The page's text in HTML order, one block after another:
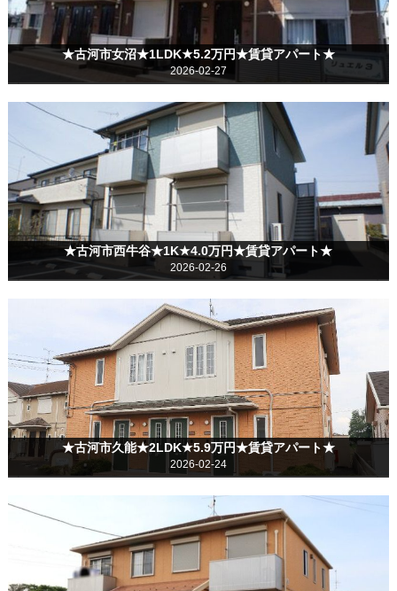
★古河市女沼★1LDK★5.2万円★賃貸アパート★
2026-02-27
★古河市西牛谷★1K★4.0万円★賃貸アパート★
2026-02-26
★古河市久能★2LDK★5.9万円★賃貸アパート★
2026-02-24